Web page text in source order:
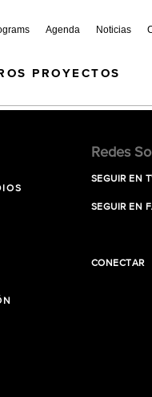
Agenda Noticias
PROYECTOS
Redes
SEGUIR EN
SEGUIR EN
CONECTAR